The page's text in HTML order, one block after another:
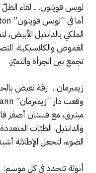
لويس فويتون… لقاء الظلّ
الملكي بالدانتيل
الغموض والكلاسيكية.
تجمع بين الجرأة والتميّز.
زيميرمان… رقة تفيض
مشرق، مع فستان أصفر
والدانتيل. الطيّات
الضوء، لتجعل الإطلالة
أنوثة تتجدد في كل موسم: